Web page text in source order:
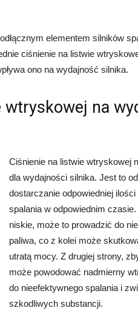
elementem silników
ciśnienie na listwie
ono na wydajność silnika.
wtryskowej na
Ciśnienie na listwie wtryskowej
dla wydajności silnika. Jest to
dostarczanie odpowiedniej
spalania w odpowiednim
niskie, może to prowadzić do
paliwa, co z kolei może
utratą mocy. Z drugiej strony,
może powodować nadmierny
do nieefektywnego spalania i
szkodliwych substancji.